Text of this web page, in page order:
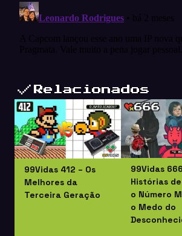
Relacionados
99Vidas 412 – Os
Melhores da
Terceira Geração
99Vidas
Histórias
o Número
o Medo do